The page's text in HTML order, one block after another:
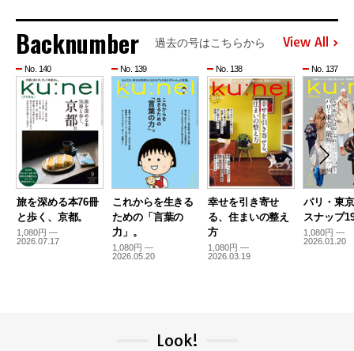
Backnumber 過去の号はこちらから View All
No. 140
旅を深める本76冊
と歩く、京都。
1,080円 —
2026.07.17
No. 139
これからを生きる
ための「言葉の
力」。
1,080円 —
2026.05.20
No. 138
幸せを引き寄せ
る、住まいの整え
方
1,080円 —
2026.03.19
No. 137
パリ・東
スナップ
1,080円 —
2026.01.20
Look!